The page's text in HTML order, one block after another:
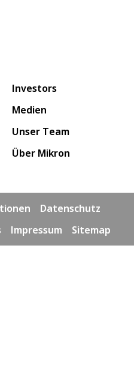
Main navigation
Investors
Medien
Unser Team
Über Mikron
Datenschutz
Impressum Sitemap